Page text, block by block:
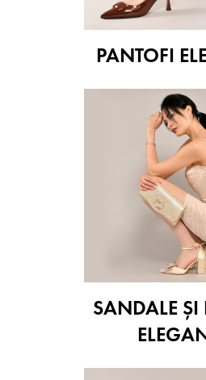
PANTOFI
SANDALE ŞI